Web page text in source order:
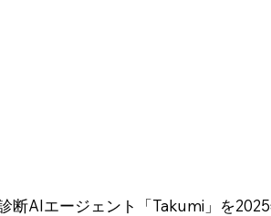
AIエージェント「Takumi」を2025